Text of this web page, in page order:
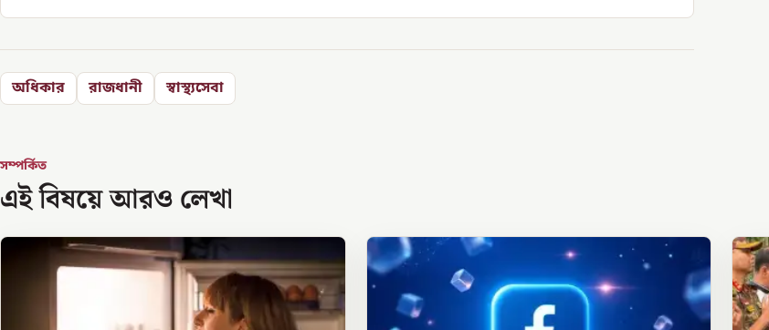
অধিকার রাজধানী স্বাস্থ্যসেবা
সম্পর্কিত
এই বিষয়ে আরও লেখা